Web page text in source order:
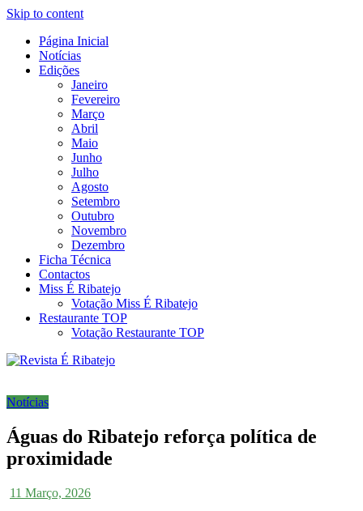
Skip to content
É Ribatejo – Revista Social
Online
Revista Social Online
Página Inicial
Notícias
Edições
Janeiro
Fevereiro
Março
Abril
Maio
Junho
Julho
Agosto
Setembro
Outubro
Novembro
Dezembro
Ficha Técnica
Contactos
Miss É Ribatejo
Votação Miss É Ribatejo
Restaurante TOP
Votação Restaurante TOP
Notícias
Águas do Ribatejo reforça política de
proximidade
11 Março, 2026